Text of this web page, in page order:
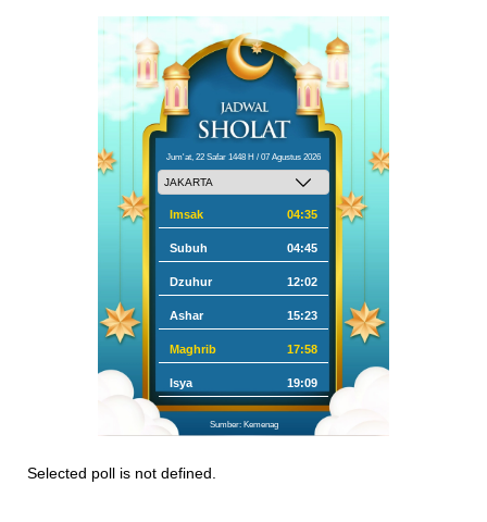
Jum'at, 22 Safar 1448 H / 07 Agustus 2026
Imsak 04:35
Subuh 04:45
Dzuhur 12:02
Ashar 15:23
Maghrib 17:58
Isya 19:09
Sumber: Kemenag
Selected poll is not defined.